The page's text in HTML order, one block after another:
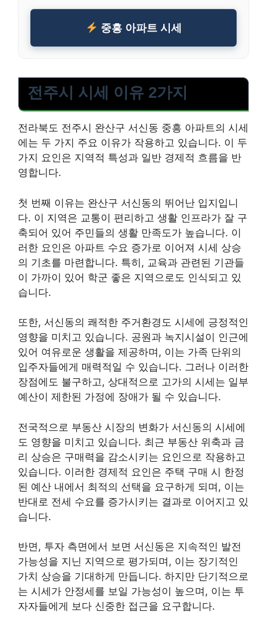
중흥 아파트 시세
전주시 시세 이유 2가지
전라북도 전주시 완산구 서신동 중흥 아파트의 시세
에는 두 가지 주요 이유가 작용하고 있습니다. 이 두
가지 요인은 지역적 특성과 일반 경제적 흐름을 반
영합니다.
첫 번째 이유는 완산구 서신동의 뛰어난 입지입니
다. 이 지역은 교통이 편리하고 생활 인프라가 잘 구
축되어 있어 주민들의 생활 만족도가 높습니다. 이
러한 요인은 아파트 수요 증가로 이어져 시세 상승
의 기초를 마련합니다. 특히, 교육과 관련된 기관들
이 가까이 있어 학군 좋은 지역으로도 인식되고 있
습니다.
또한, 서신동의 쾌적한 주거환경도 시세에 긍정적인
영향을 미치고 있습니다. 공원과 녹지시설이 인근에
있어 여유로운 생활을 제공하며, 이는 가족 단위의
입주자들에게 매력적일 수 있습니다. 그러나 이러한
장점에도 불구하고, 상대적으로 고가의 시세는 일부
예산이 제한된 가정에 장애가 될 수 있습니다.
전국적으로 부동산 시장의 변화가 서신동의 시세에
도 영향을 미치고 있습니다. 최근 부동산 위축과 금
리 상승은 구매력을 감소시키는 요인으로 작용하고
있습니다. 이러한 경제적 요인은 주택 구매 시 한정
된 예산 내에서 최적의 선택을 요구하게 되며, 이는
반대로 전세 수요를 증가시키는 결과로 이어지고 있
습니다.
반면, 투자 측면에서 보면 서신동은 지속적인 발전
가능성을 지닌 지역으로 평가되며, 이는 장기적인
가치 상승을 기대하게 만듭니다. 하지만 단기적으로
는 시세가 안정세를 보일 가능성이 높으며, 이는 투
자자들에게 보다 신중한 접근을 요구합니다.